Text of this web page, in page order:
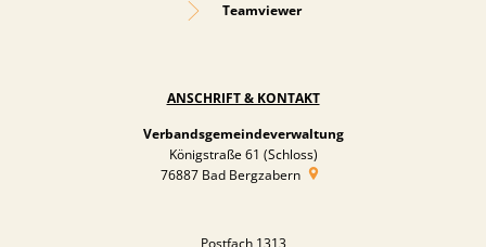
Teamviewer
ANSCHRIFT & KONTAKT
Verbandsgemeindeverwaltung
Königstraße 61 (Schloss)
76887 Bad Bergzabern
Postfach 1313